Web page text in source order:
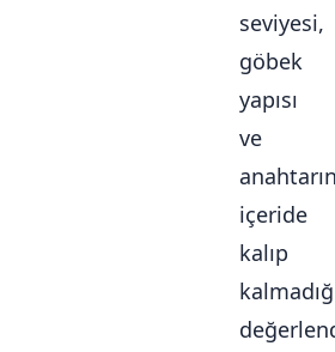
seviyesi,
göbek
yapısı
ve
içeride
kalıp